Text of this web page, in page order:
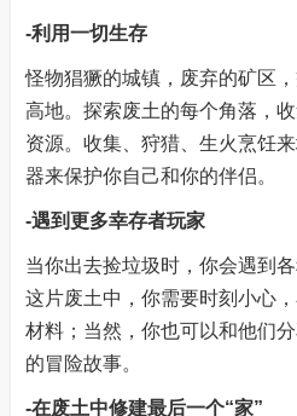
-利用一切生存
怪物猖獗的城镇，废弃的矿区
高地。探索废土的每个角落，
资源。收集、狩猎、生火烹饪
器来保护你自己和你的伴侣。
-遇到更多幸存者玩家
当你出去捡垃圾时，你会遇到
这片废土中，你需要时刻小心
材料；当然，你也可以和他们
的冒险故事。
-在废土中修建最后一个“家”